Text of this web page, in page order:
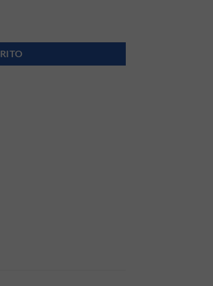
45,99 €.
es: 25,99 €.